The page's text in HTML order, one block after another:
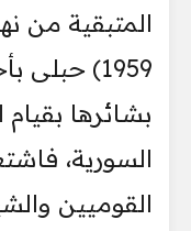
1959)
بشائرها
السورية،
القوميين